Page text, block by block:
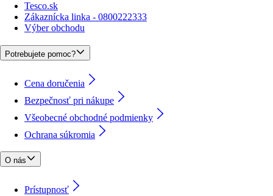
Tesco.sk
Zákaznícka linka - 0800222333
Výber obchodu
Potrebujete pomoc?
Cena doručenia
Bezpečnosť pri nákupe
Všeobecné obchodné podmienky
Ochrana súkromia
O nás
Prístupnosť